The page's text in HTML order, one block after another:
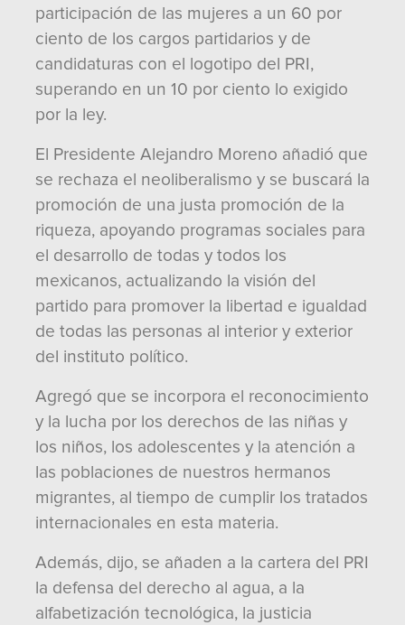
participación de las mujeres a un 60 por
ciento de los cargos partidarios y de
candidaturas con el logotipo del PRI,
superando en un 10 por ciento lo exigido
por la ley.
El Presidente Alejandro Moreno añadió que
se rechaza el neoliberalismo y se buscará la
promoción de una justa promoción de la
riqueza, apoyando programas sociales para
el desarrollo de todas y todos los
mexicanos, actualizando la visión del
partido para promover la libertad e igualdad
de todas las personas al interior y exterior
del instituto político.
Agregó que se incorpora el reconocimiento
y la lucha por los derechos de las niñas y
los niños, los adolescentes y la atención a
las poblaciones de nuestros hermanos
migrantes, al tiempo de cumplir los tratados
internacionales en esta materia.
Además, dijo, se añaden a la cartera del PRI
la defensa del derecho al agua, a la
alfabetización tecnológica, la justicia